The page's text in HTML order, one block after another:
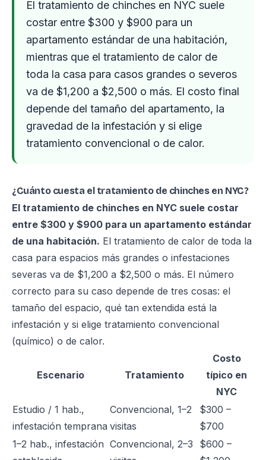
El tratamiento de chinches en NYC suele
costar entre $300 y $900 para un
apartamento estándar de una habitación,
mientras que el tratamiento de calor de
toda la casa para casos grandes o severos
va de $1,200 a $2,500 o más. El costo final
depende del tamaño del apartamento, la
gravedad de la infestación y si elige
tratamiento convencional o de calor.
¿Cuánto cuesta el tratamiento de chinches en NYC?
El tratamiento de chinches en NYC suele costar
entre $300 y $900 para un apartamento estándar
de una habitación. El tratamiento de calor de toda la
casa para espacios más grandes o infestaciones
severas va de $1,200 a $2,500 o más. El número
correcto para su caso depende de tres cosas: el
tamaño del espacio, qué tan extendida está la
infestación y si elige tratamiento convencional
(químico) o de calor.
Escenario Tratamiento
Costo
típico en
NYC
Estudio / 1 hab.,
infestación temprana
Convencional, 1–2
visitas
$300 –
$700
1–2 hab., infestación Convencional, 2–3
$600 –